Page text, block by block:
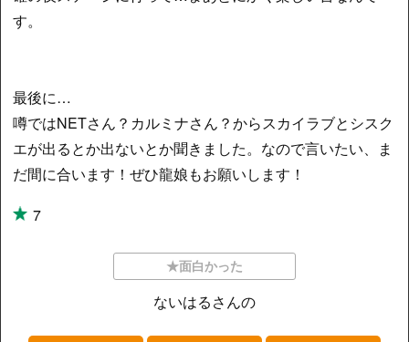
す。
最後に…
噂ではNETさん？カルミナさん？からスカイラブとシスク
エが出るとか出ないとか聞きました。なので言いたい、ま
だ間に合います！ぜひ龍娘もお願いします！
7
★面白かった
ないはるさんの